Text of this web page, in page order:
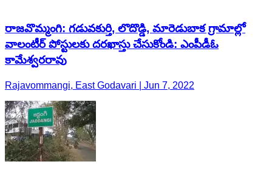
రాజవొమ్మంగి: గడువకుర్తి, లొదొడ్డి, మారెడుబాక గ్రామాల్లో
వాలంటీర్ పోస్టులకు దరఖాస్తు చేసుకోండి: ఎంపీడీఓ
కామేశ్వరరావు
Rajavommangi, East Godavari | Jun 7, 2022